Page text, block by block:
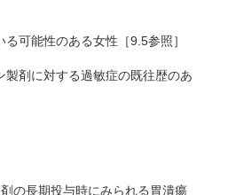
可能性のある女性［9.5参照］
剤に対する過敏症の既往歴のあ
の長期投与時にみられる胃潰瘍